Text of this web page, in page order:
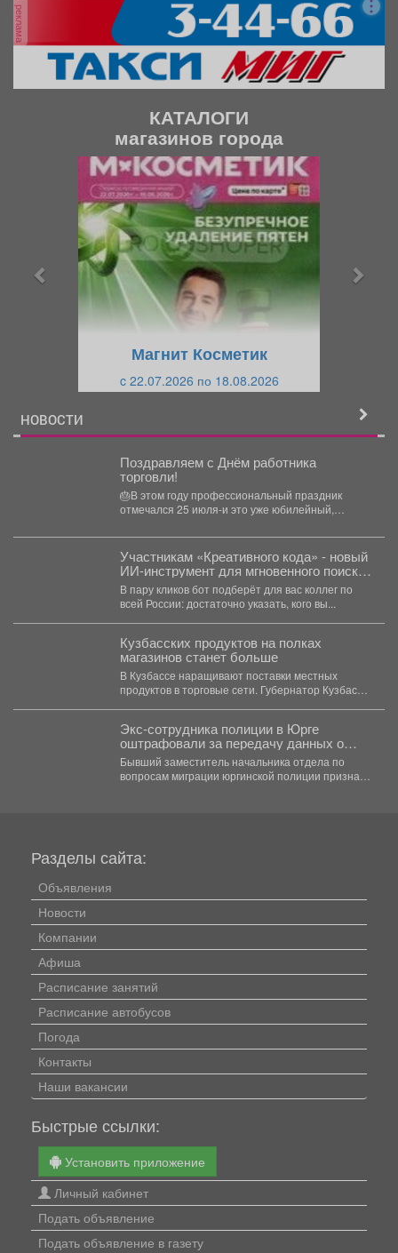
реклама
КАТАЛОГИ
магазинов города
Магнит Косметик
c 22.07.2026 по 18.08.2026
НОВОСТИ
Поздравляем с Днём работника
торговли!
🎂В этом году профессиональный праздник
отмечался 25 июля-и это уже юбилейный,
Участникам «Креативного кода» - новый
ИИ-инструмент для мгновенного поиска
партнёров.
В пару кликов бот подберёт для вас коллег по
всей России: достаточно указать, кого вы...
Кузбасских продуктов на полках
магазинов станет больше
В Кузбассе наращивают поставки местных
продуктов в торговые сети. Губернатор Кузбасса
Экс-сотрудника полиции в Юрге
оштрафовали за передачу данных о
подростке
Бывший заместитель начальника отдела по
вопросам миграции юргинской полиции признан
Разделы сайта:
Объявления
Новости
Компании
Афиша
Расписание занятий
Расписание автобусов
Погода
Контакты
Наши вакансии
Быстрые ссылки:
Установить приложение
Личный кабинет
Подать объявление
Подать объявление в газету